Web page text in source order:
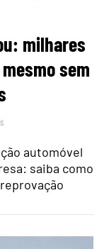
milhares
sem
automóvel
saiba como